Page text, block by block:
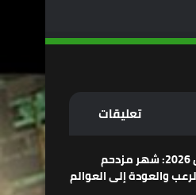
تعليقات
ألعاب أغسطس 2026: شهر مزدحم
والعودة إلى العوالم